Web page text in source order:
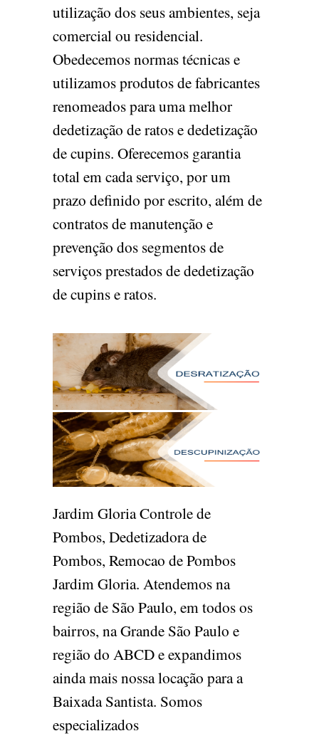
utilização dos seus ambientes, seja
comercial ou residencial.
Obedecemos normas técnicas e
utilizamos produtos de fabricantes
renomeados para uma melhor
dedetização de ratos e dedetização
de cupins. Oferecemos garantia
total em cada serviço, por um
prazo definido por escrito, além de
contratos de manutenção e
prevenção dos segmentos de
serviços prestados de dedetização
de cupins e ratos.
Jardim Gloria Controle de
Pombos, Dedetizadora de
Pombos, Remocao de Pombos
Jardim Gloria. Atendemos na
região de São Paulo, em todos os
bairros, na Grande São Paulo e
região do ABCD e expandimos
ainda mais nossa locação para a
Baixada Santista. Somos
especializados